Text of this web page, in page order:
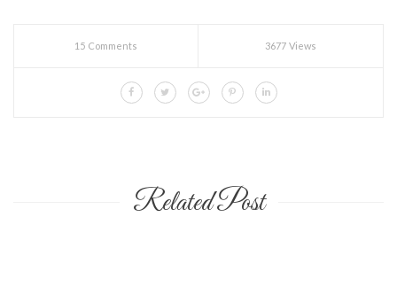
15 Comments 3677 Views
Related Post